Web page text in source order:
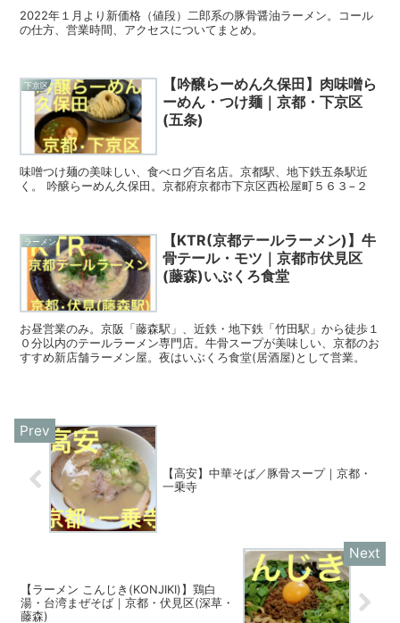
2022年１月より新価格（値段）二郎系の豚骨醤油ラーメン。コール
の仕方、営業時間、アクセスについてまとめ。
下京区
【吟醸らーめん久保田】肉味噌ら
ーめん・つけ麺｜京都・下京区
(五条)
味噌つけ麺の美味しい、食べログ百名店。京都駅、地下鉄五条駅近
く。 吟醸らーめん久保田。京都府京都市下京区西松屋町５６３−２
ラーメン
【KTR(京都テールラーメン)】牛
骨テール・モツ｜京都市伏見区
(藤森)いぶくろ食堂
お昼営業のみ。京阪「藤森駅」、近鉄・地下鉄「竹田駅」から徒歩１
０分以内のテールラーメン専門店。牛骨スープが美味しい、京都のお
すすめ新店舗ラーメン屋。夜はいぶくろ食堂(居酒屋)として営業。
【高安】中華そば／豚骨スープ｜京都・
一乗寺
【ラーメン こんじき(KONJIKI)】鶏白
湯・台湾まぜそば｜京都・伏見区(深草・
藤森)